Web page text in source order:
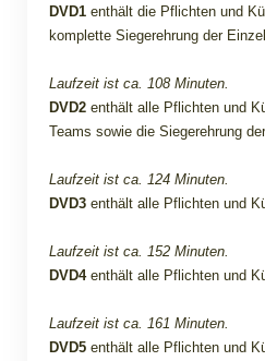
DVD1enthält die Pflichten und
komplette Siegerehrung der
Laufzeit ist ca. 108 Minuten.
DVD2enthält alle Pflichten und
Teams sowie die Siegerehrung
Laufzeit ist ca. 124 Minuten.
DVD3enthält alle Pflichten und
Laufzeit ist ca. 152 Minuten.
DVD4enthält alle Pflichten und
Laufzeit ist ca. 161 Minuten.
DVD5enthält alle Pflichten und